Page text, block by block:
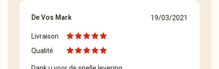
De Vos Mark 19/03/2021
Livraison
Qualité